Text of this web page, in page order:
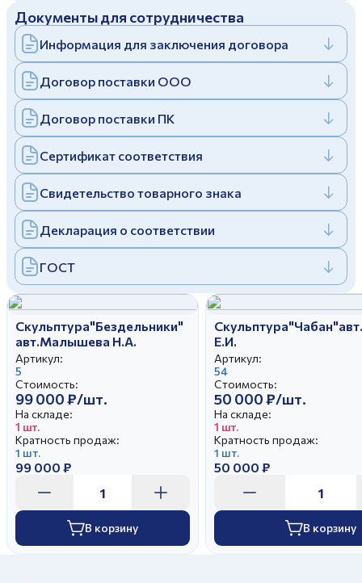
Отправить
Заполняя и отправляя форму, вы соглашаетесь
cполитикой конфиденциальности
Заполняя и отправляя форму, вы соглашаетесь
cполитикой конфиденциальности
Дулевский фарфоровый завод ©
Политика конфиденциальности
Документы для сотрудничества
Информация для заключения договора
Договор поставки ООО
Договор поставки ПК
Сертификат соответствия
Свидетельство товарного знака
Декларация о соответствии
ГОСТ
Скульптура"Бездельники"
авт.Малышева Н.А.
Артикул:
5
Стоимость:
99 000 ₽/шт.
На складе:
1 шт.
Кратность продаж:
1 шт.
99 000 ₽
В корзину
Е.И.
Артикул:
54
Стоимость:
50 000 ₽/шт.
На складе:
1 шт.
Кратность продаж:
1 шт.
50 000 ₽
В корзину